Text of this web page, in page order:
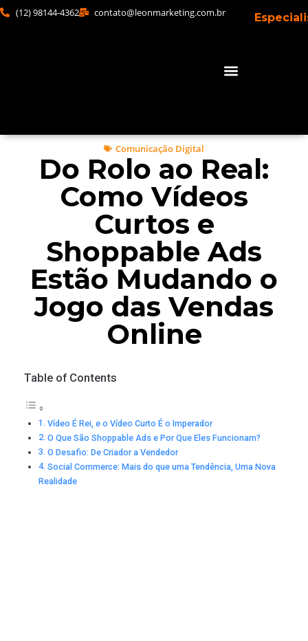
(12) 98144-4362 contato@leonmarketing.com.br
Comunicação Digital
Do Rolo ao Real:
Como Vídeos
Curtos e
Shoppable Ads
Estão Mudando o
Jogo das Vendas
Online
Table of Contents
Vídeo É Rei, e o Vídeo Curto É o Imperador
O Que São Shoppable Ads e Por Que Eles Funcionam?
O Desafio: De Criador a Vendedor
Social Commerce: Mais do que uma Tendência, Uma Nova
Realidade